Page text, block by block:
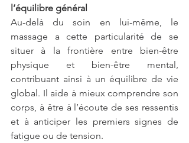
l’équilibre général
Au-delà du soin en lui-même, le
massage a cette particularité de se
situer à la frontière entre bien-être
physique et bien-être mental,
contribuant ainsi à un équilibre de vie
global. Il aide à mieux comprendre son
corps, à être à l’écoute de ses ressentis
et à anticiper les premiers signes de
fatigue ou de tension.